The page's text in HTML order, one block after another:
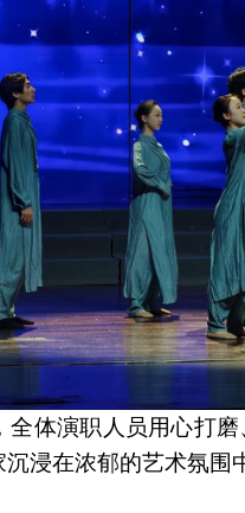
全体演职人员用心打
浸在浓郁的艺术氛围